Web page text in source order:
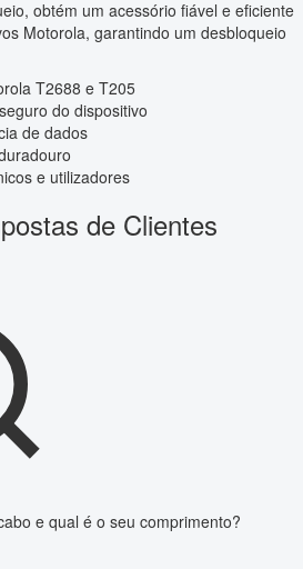
obtém um acessório fiável e eficiente
Motorola, garantindo um desbloqueio
T2688 e T205
do dispositivo
de dados
e utilizadores
de Clientes
e qual é o seu comprimento?